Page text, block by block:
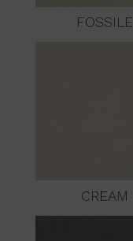
FOSSILE
CREAM